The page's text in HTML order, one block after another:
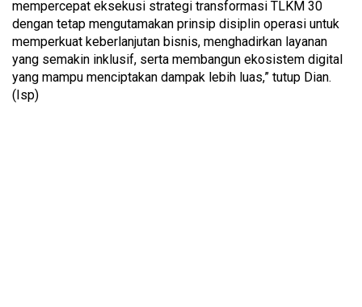
mempercepat eksekusi strategi transformasi TLKM 30
dengan tetap mengutamakan prinsip disiplin operasi untuk
memperkuat keberlanjutan bisnis, menghadirkan layanan
yang semakin inklusif, serta membangun ekosistem digital
yang mampu menciptakan dampak lebih luas,” tutup Dian.
(Isp)